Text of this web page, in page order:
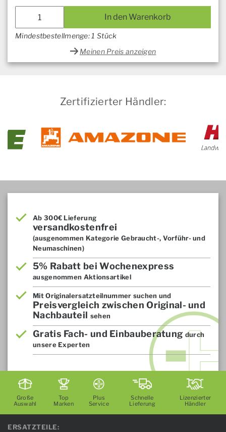
In den Warenkorb
Mindestbestellmenge: 1 Stück
Meinen Preis anzeigen
Zertifizierter Händler:
Ab 300€ Lieferung
versandkostenfrei
(ausgenommen Kategorie Gebraucht-, Vorführ- und
Neumaschinen)
5% Rabatt bei Wochenexpress
ausgenommen Aktionsartikel
Mit Originalersatzteilnummer suchen und
Preisvergleich zwischen Original- und
Nachbauteil sehen
Gratis Fach- und Einbauberatung durch
unsere Experten
Große
Auswahl
Top
Marken
Plus
Service
Schnelle
Lieferung
Lizenzierter
Händler
ERSATZTEILE: